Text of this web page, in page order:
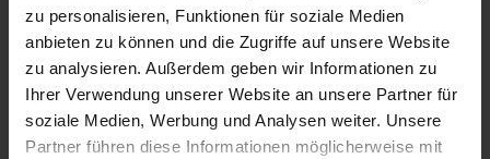
zu personalisieren, Funktionen für soziale Medien
anbieten zu können und die Zugriffe auf unsere Website
zu analysieren. Außerdem geben wir Informationen zu
Ihrer Verwendung unserer Website an unsere Partner für
soziale Medien, Werbung und Analysen weiter. Unsere
Partner führen diese Informationen möglicherweise mit
Order number:09071-20-32
€15.56
plus sales tax
DETAILS